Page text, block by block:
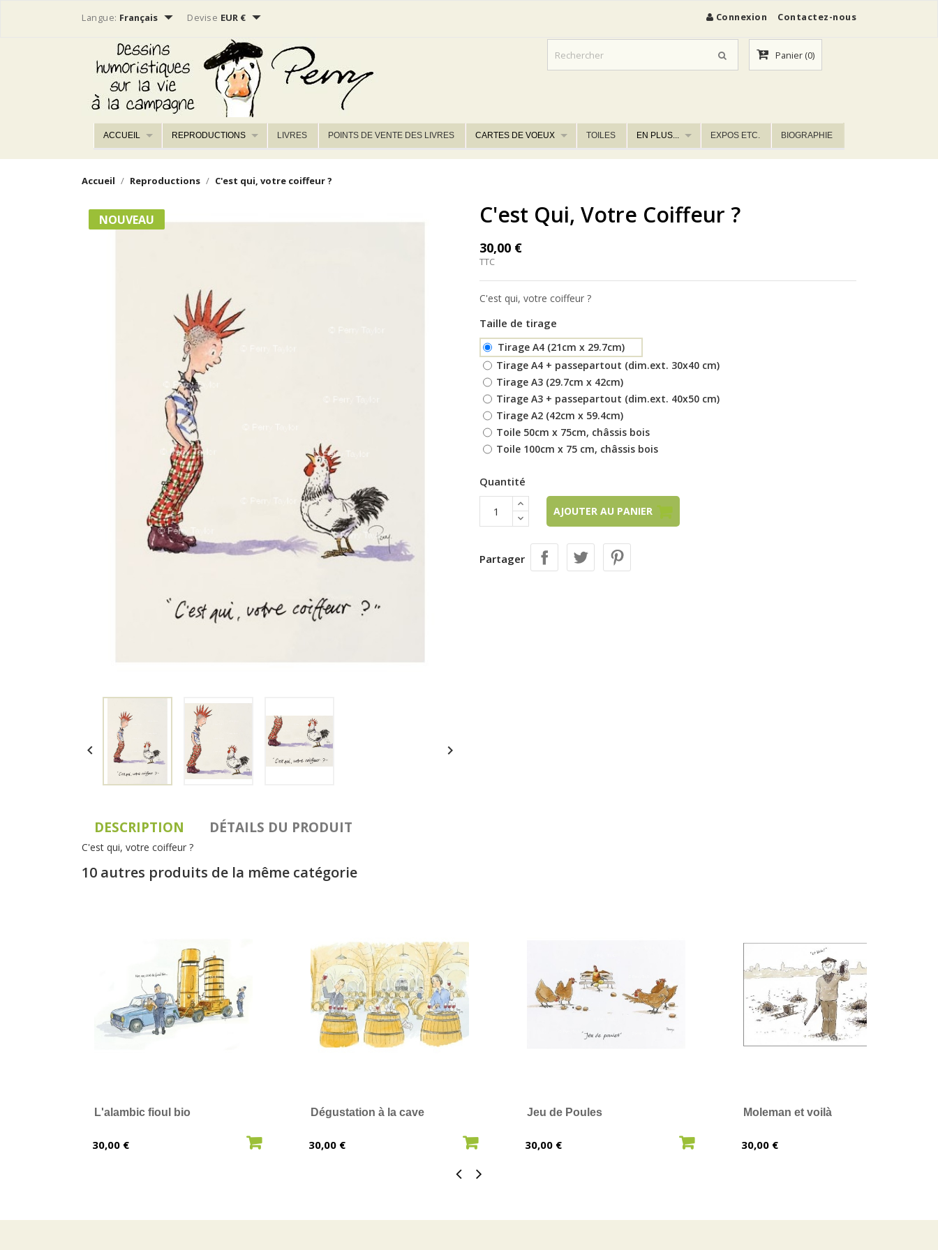
Langue: Français  Devise EUR €  Connexion Contactez-nous
Panier (0)
ACCUEIL REPRODUCTIONS LIVRES POINTS DE VENTE DES LIVRES CARTES DE VOEUX TOILES EN PLUS... EXPOS ETC. BIOGRAPHIE
Accueil Reproductions C'est qui, votre coiffeur ?
NOUVEAU
 
C'est Qui, Votre Coiffeur ?
30,00 €
TTC
C'est qui, votre coiffeur ?
Taille de tirage
Tirage A4 (21cm x 29.7cm)
Tirage A4 + passepartout (dim.ext. 30x40 cm)
Tirage A3 (29.7cm x 42cm)
Tirage A3 + passepartout (dim.ext. 40x50 cm)
Tirage A2 (42cm x 59.4cm)
Toile 50cm x 75cm, châssis bois
Toile 100cm x 75 cm, châssis bois
Quantité
AJOUTER AU PANIER
Partager
DESCRIPTION DÉTAILS DU PRODUIT
C'est qui, votre coiffeur ?
10 autres produits de la même catégorie
L'alambic fioul bio
Prix
30,00 €
Dégustation à la cave
Prix
30,00 €
Jeu de Poules
Prix
30,00 €
Moleman et voilà
Prix
30,00 €